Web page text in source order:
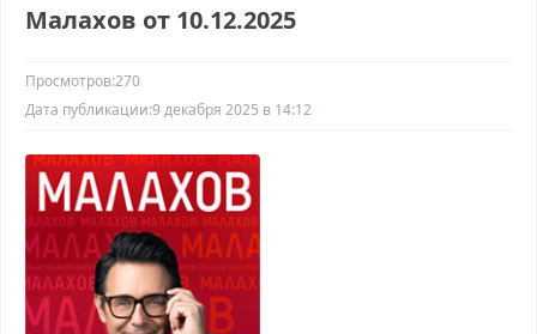
Малахов от 10.12.2025
Просмотров:270
Дата публикации:9 декабря 2025 в 14:12